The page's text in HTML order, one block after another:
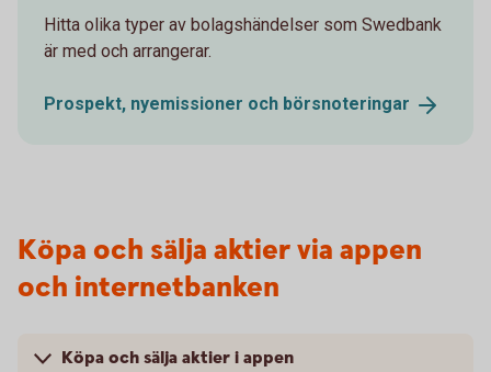
Hitta olika typer av bolagshändelser som Swedbank
är med och arrangerar.
Prospekt, nyemissioner och börsnoteringar
Köpa och sälja aktier via appen
och internetbanken
Köpa och sälja aktier i appen